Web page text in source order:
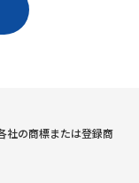
社の商標または登録商